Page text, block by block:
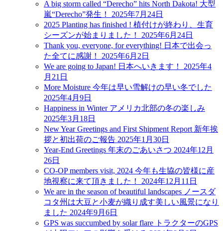
A big storm called “Derecho” hits North Dakota! 大型
嵐“Derecho”発生！
2025年7月24日
2025 Planting has finished ! 植付けが終わり、生育
シーズンが始まりました！
2025年6月24日
Thank you, everyone, for everything! 日本で出会っ
た全てに感謝！
2025年6月2日
We are going to Japan! 日本へいきます！
2025年4
月21日
More Moisture 今年は早い雪解けの早い冬でした
2025年4月9日
Happiness in Winter アメリカ北部の冬の楽しみ
2025年3月18日
New Year Greetings and First Shipment Report 新年挨
拶と初出荷のご報告 2025年1月30日
Year-End Greetings 年末のごあいさつ 2024年12月
26日
CO-OP members visit, 2024 今年も生協の皆様に産
地視察に来て頂きました！
2024年12月11日
We are in the season of beautiful landscapes ノースダ
コタ州は大豆と小麦が織り成す美しい風景になり
ました 2024年9月6日
GPS was succumbed by solar flare トラクターのGPS